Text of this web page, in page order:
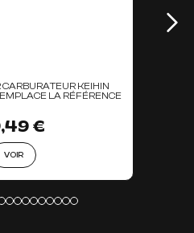
CARBURATEUR KEIHIN
LA RÉFÉRENCE
€
VOIR